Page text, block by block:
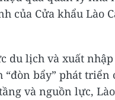
của Cửa khẩu Lào
lịch và xuất nhập
bẩy” phát triển
và nguồn lực,